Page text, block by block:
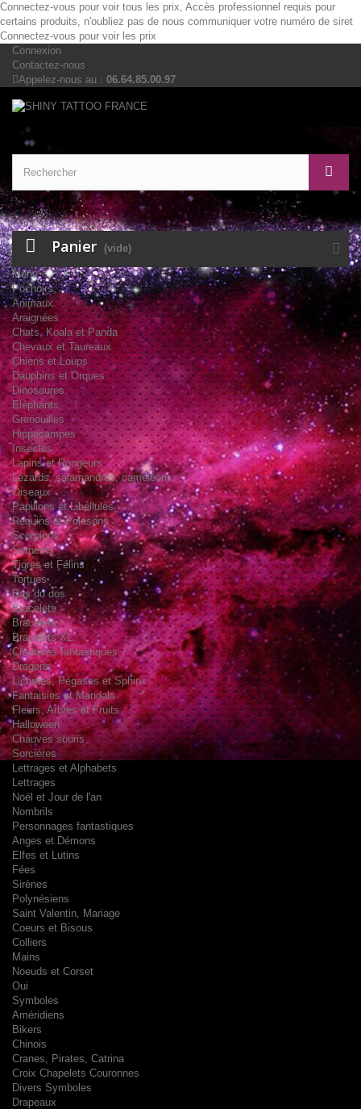
Connectez-vous pour voir tous les prix, Accès professionnel requis pour
certains produits, n'oubliez pas de nous communiquer votre numéro de siret
Connectez-vous pour voir les prix
Connexion
Contactez-nous
Appelez-nous au : 06.64.85.00.97
Panier (vide)
Menu
Pochoirs
Animaux
Araignées
Chats, Koala et Panda
Chevaux et Taureaux
Chiens et Loups
Dauphins et Orques
Dinosaures
Eléphants
Grenouilles
Hippocampes
Insectes
Lapins et Rongeurs
Lézards, salamandres, caméléons
Oiseaux
Papillons et Libellules
Requins et Poissons
Scorpions
Serpents
Tigres et Félins
Tortues
Bas du dos
Bracelets
Bracelets
Bracelets XL
Créatures fantastiques
Dragons
Licornes, Pégases et Sphinx
Fantaisies et Mandala
Fleurs, Arbres et Fruits
Halloween
Chauves souris
Sorcières
Lettrages et Alphabets
Lettrages
Noël et Jour de l'an
Nombrils
Personnages fantastiques
Anges et Démons
Elfes et Lutins
Fées
Sirènes
Polynésiens
Saint Valentin, Mariage
Coeurs et Bisous
Colliers
Mains
Noeuds et Corset
Oui
Symboles
Améridiens
Bikers
Chinois
Cranes, Pirates, Catrina
Croix Chapelets Couronnes
Divers Symboles
Drapeaux